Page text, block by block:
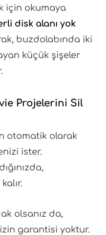
için okumaya
disk alanı yok
buzdolabında iki
küçük şişeler
Projelerini Sil
otomatik olarak
ister.
olsanız da,
garantisi yoktur.